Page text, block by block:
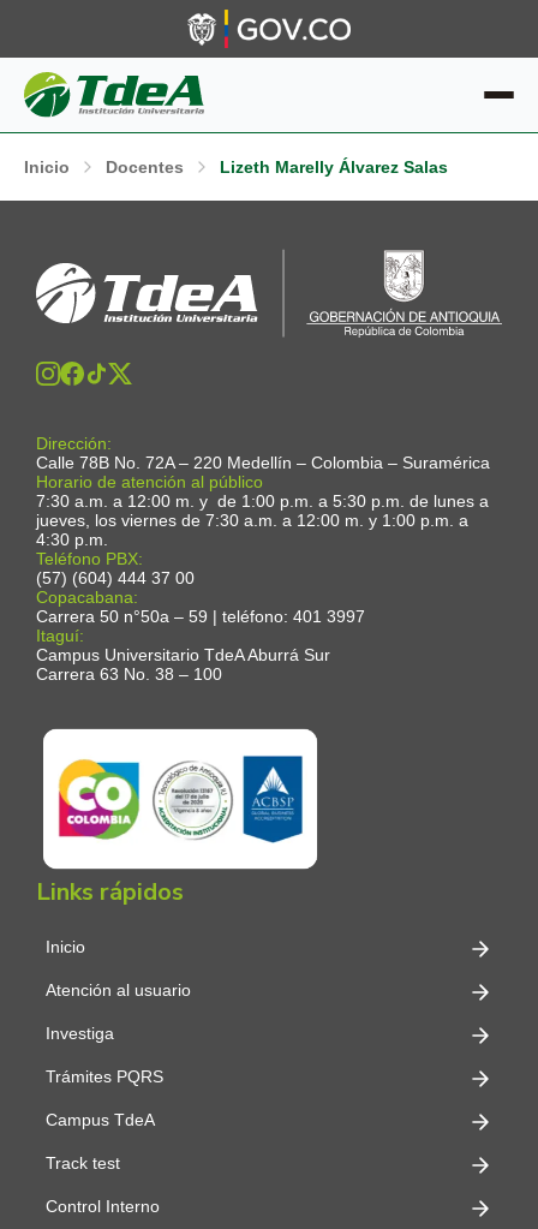
Inicio Docentes Lizeth Marelly Álvarez Salas
Dirección:
Calle 78B No. 72A – 220 Medellín – Colombia – Suramérica
Horario de atención al público
7:30 a.m. a 12:00 m. y de 1:00 p.m. a 5:30 p.m. de lunes a
jueves, los viernes de 7:30 a.m. a 12:00 m. y 1:00 p.m. a
4:30 p.m.
Teléfono PBX:
(57) (604) 444 37 00
Copacabana:
Carrera 50 n°50a – 59 | teléfono: 401 3997
Itaguí:
Campus Universitario TdeA Aburrá Sur
Carrera 63 No. 38 – 100
Links rápidos
Inicio
Atención al usuario
Investiga
Trámites PQRS
Campus TdeA
Track test
Control Interno